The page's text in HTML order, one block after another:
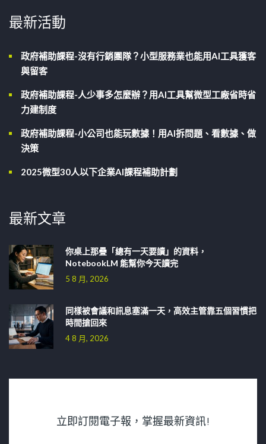
最新活動
政府補助課程-沒有行銷團隊？小型服務業也能用AI工具獲客
與留客
政府補助課程-人少事多怎麼辦？用AI工具幫微型工廠省時省
力建制度
政府補助課程-小公司也能玩數據！用AI拆問題、看數據、做
決策
2025微型30人以下企業AI課程補助計劃
最新文章
你桌上那疊「總有一天要讀」的資料，
NotebookLM 能幫你今天讀完
5 8 月, 2026
同樣被會議和訊息塞滿一天，高效主管靠五個習慣把
時間搶回來
4 8 月, 2026
立即訂閱電子報，掌握最新資訊!